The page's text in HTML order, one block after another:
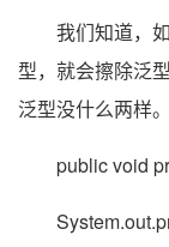
我们知道，如
型，就会擦除泛
泛型没什么两样
public void